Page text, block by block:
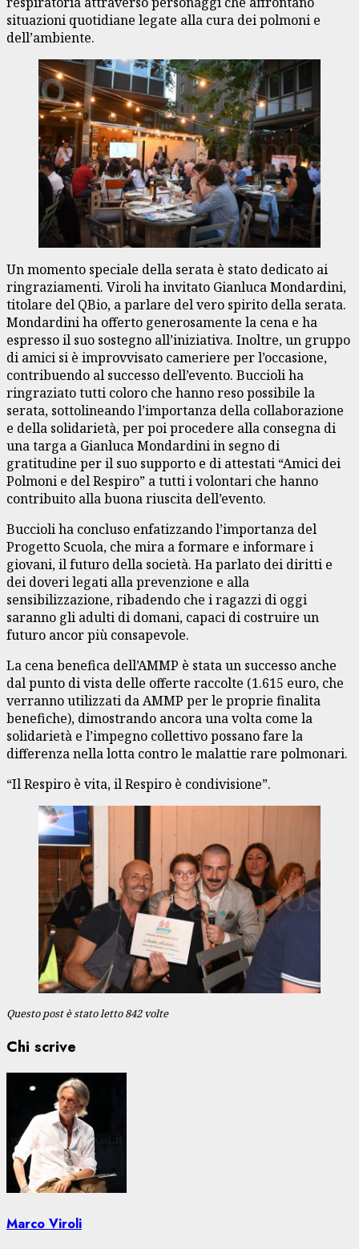
situazioni quotidiane legate alla cura dei polmoni e
dell’ambiente.
Un momento speciale della serata è stato dedicato ai
ringraziamenti. Viroli ha invitato Gianluca Mondardini,
titolare del QBio, a parlare del vero spirito della serata.
Mondardini ha offerto generosamente la cena e ha
espresso il suo sostegno all’iniziativa. Inoltre, un gruppo
di amici si è improvvisato cameriere per l’occasione,
contribuendo al successo dell’evento. Buccioli ha
ringraziato tutti coloro che hanno reso possibile la
serata, sottolineando l’importanza della collaborazione
e della solidarietà, per poi procedere alla consegna di
una targa a Gianluca Mondardini in segno di
gratitudine per il suo supporto e di attestati “Amici dei
Polmoni e del Respiro” a tutti i volontari che hanno
contribuito alla buona riuscita dell’evento.
Buccioli ha concluso enfatizzando l’importanza del
Progetto Scuola, che mira a formare e informare i
giovani, il futuro della società. Ha parlato dei diritti e
dei doveri legati alla prevenzione e alla
sensibilizzazione, ribadendo che i ragazzi di oggi
saranno gli adulti di domani, capaci di costruire un
futuro ancor più consapevole.
La cena benefica dell’AMMP è stata un successo anche
dal punto di vista delle offerte raccolte (1.615 euro, che
verranno utilizzati da AMMP per le proprie finalita
benefiche), dimostrando ancora una volta come la
solidarietà e l’impegno collettivo possano fare la
differenza nella lotta contro le malattie rare polmonari.
“Il Respiro è vita, il Respiro è condivisione”.
Questo post è stato letto 842 volte
Chi scrive
Marco Viroli